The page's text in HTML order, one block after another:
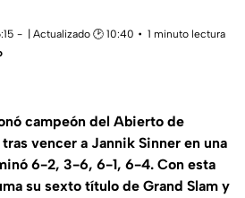
| Actualizado 🕑 10:40
1 minuto lectura
campeón del Abierto de
vencer a Jannik Sinner en una
6-2, 3-6, 6-1, 6-4. Con esta
su sexto título de Grand Slam y